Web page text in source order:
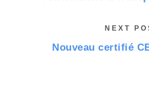
NEXT
Nouveau certifié